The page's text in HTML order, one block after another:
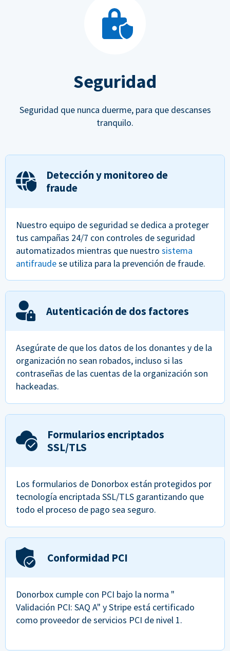
Seguridad
Seguridad que nunca duerme, para que descanses
tranquilo.
Detección y monitoreo de
fraude
Nuestro equipo de seguridad se dedica a proteger
tus campañas 24/7 con controles de seguridad
automatizados mientras que nuestro sistema
antifraudese utiliza para la prevención de fraude.
Autenticación de dos factores
Asegúrate de que los datos de los donantes y de la
organización no sean robados, incluso si las
contraseñas de las cuentas de la organización son
hackeadas.
Formularios encriptados
SSL/TLS
Los formularios de Donorbox están protegidos por
tecnología encriptada SSL/TLS garantizando que
todo el proceso de pago sea seguro.
Conformidad PCI
Donorbox cumple con PCI bajo la norma "
Validación PCI: SAQ A" y Stripe está certificado
como proveedor de servicios PCI de nivel 1.